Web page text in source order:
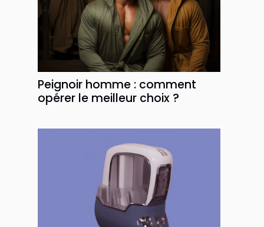
Peignoir homme : comment
opérer le meilleur choix ?